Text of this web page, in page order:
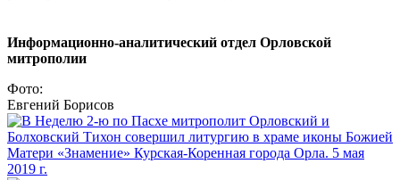
Информационно-аналитический отдел Орловской
митрополии
Фото:
Евгений Борисов